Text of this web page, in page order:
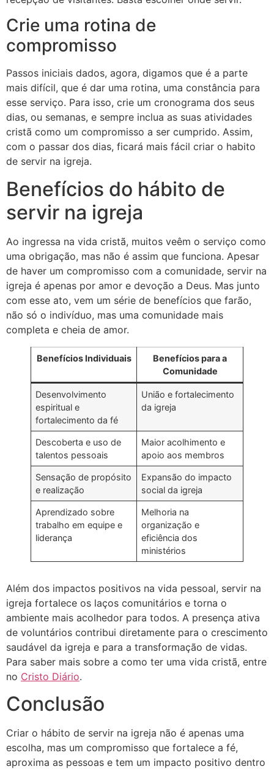
Crie uma rotina de
compromisso
Passos iniciais dados, agora, digamos que é a parte
mais difícil, que é dar uma rotina, uma constância para
esse serviço. Para isso, crie um cronograma dos seus
dias, ou semanas, e sempre inclua as suas atividades
cristã como um compromisso a ser cumprido. Assim,
com o passar dos dias, ficará mais fácil criar o habito
de servir na igreja.
Benefícios do hábito de
servir na igreja
Ao ingressa na vida cristã, muitos veêm o serviço como
uma obrigação, mas não é assim que funciona. Apesar
de haver um compromisso com a comunidade, servir na
igreja é apenas por amor e devoção a Deus. Mas junto
com esse ato, vem um série de benefícios que farão,
não só o indivíduo, mas uma comunidade mais
completa e cheia de amor.
Benefícios Individuais
Benefícios para a
Comunidade
Desenvolvimento
espiritual e
fortalecimento da fé
União e fortalecimento
da igreja
Descoberta e uso de
talentos pessoais
Maior acolhimento e
apoio aos membros
Sensação de propósito
e realização
Expansão do impacto
social da igreja
Aprendizado sobre
trabalho em equipe e
liderança
Melhoria na
organização e
eficiência dos
ministérios
Além dos impactos positivos na vida pessoal, servir na
igreja fortalece os laços comunitários e torna o
ambiente mais acolhedor para todos. A presença ativa
de voluntários contribui diretamente para o crescimento
saudável da igreja e para a transformação de vidas.
Para saber mais sobre a como ter uma vida cristã, entre
no Cristo Diário.
Conclusão
Criar o hábito de servir na igreja não é apenas uma
escolha, mas um compromisso que fortalece a fé,
aproxima as pessoas e tem um impacto positivo dentro